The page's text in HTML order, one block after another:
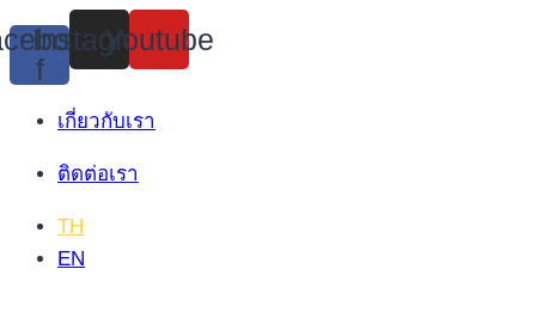
Skip
to
content
f
Instagram
Youtube
เกี่ยวกับเรา
ติดต่อเรา
TH
EN